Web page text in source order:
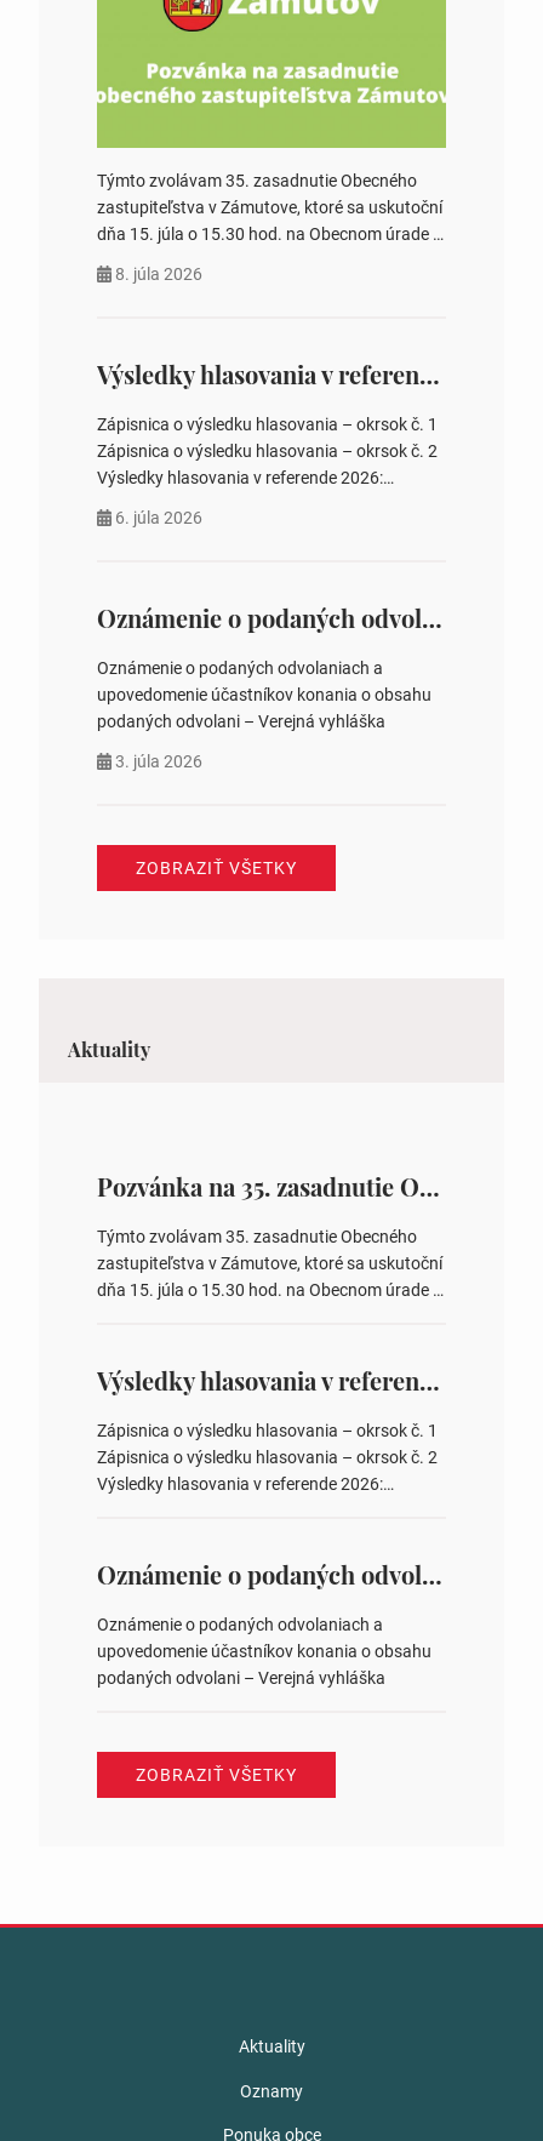
Týmto zvolávam 35. zasadnutie Obecného
zastupiteľstva v Zámutove, ktoré sa uskutoční
dňa 15. júla o 15.30 hod. na Obecnom úrade v
rokovania 2. Schválenie návrhovej komisie a
zastupiteľstiev, počtu poslancov obecných
zastupiteľstiev v nich 4. Schválenie odpredaja
obecného pozemku –…
8. júla 2026
Výsledky hlasovania v referende 2026
Zápisnica o výsledku hlasovania – okrsok č. 1
Zápisnica o výsledku hlasovania – okrsok č. 2
Výsledky hlasovania v referende 2026:
na hlasovaní https://www.volbysr.sk/…
6. júla 2026
Oznámenie o podaných odvolaniach a upovedomenie účastníkov konania o obsahu podaných odvolani – Verejná vyhláška
Oznámenie o podaných odvolaniach a
upovedomenie účastníkov konania o obsahu
podaných odvolani – Verejná vyhláška
3. júla 2026
ZOBRAZIŤ VŠETKY
Aktuality
Pozvánka na 35. zasadnutie OZ v Zámutove
Týmto zvolávam 35. zasadnutie Obecného
zastupiteľstva v Zámutove, ktoré sa uskutoční
dňa 15. júla o 15.30 hod. na Obecnom úrade v
overovateľov zápisnice 3. Určenie volebných
obvodov pre voľby poslancov obecných
zastupiteľstiev, počtu poslancov obecných
zastupiteľstiev v nich 4. Schválenie odpredaja
obecného pozemku –…
Výsledky hlasovania v referende 2026
Zápisnica o výsledku hlasovania – okrsok č. 1
Zápisnica o výsledku hlasovania – okrsok č. 2
Výsledky hlasovania v referende 2026:
ysledky.html
Oznámenie o podaných odvolaniach a upovedomenie účastníkov konania o obsahu podaných odvolani – Verejná vyhláška
Oznámenie o podaných odvolaniach a
upovedomenie účastníkov konania o obsahu
podaných odvolani – Verejná vyhláška
ZOBRAZIŤ VŠETKY
Aktuality
Oznamy
Ponuka obce